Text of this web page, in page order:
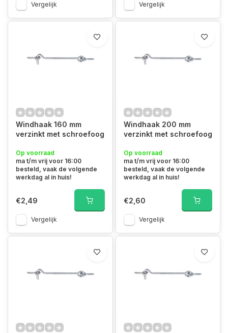
Vergelijk Vergelijk
Windhaak 160 mm
verzinkt met schroefoog
Op voorraad
ma t/m vrij voor 16:00
besteld, vaak de volgende
werkdag al in huis!
€2,49
Vergelijk
Windhaak 200 mm
verzinkt met schroefoog
Op voorraad
ma t/m vrij voor 16:00
besteld, vaak de volgende
werkdag al in huis!
€2,60
Vergelijk